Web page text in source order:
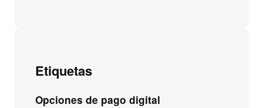
Etiquetas
Opciones de pago digital